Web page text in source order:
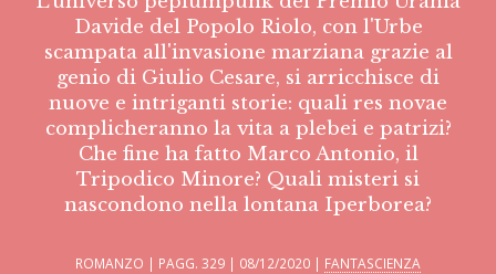
Davide del Popolo Riolo, con l'Urbe
scampata all'invasione marziana grazie al
genio di Giulio Cesare, si arricchisce di
nuove e intriganti storie: quali res novae
complicheranno la vita a plebei e patrizi?
Che fine ha fatto Marco Antonio, il
Tripodico Minore? Quali misteri si
nascondono nella lontana Iperborea?
ROMANZO | PAGG. 329 | 08/12/2020 | FANTASCIENZA